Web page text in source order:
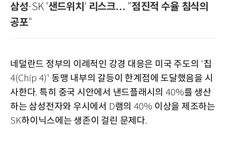
삼성·SK '샌드위치 ' 리스크… "점진적 수율 침식의
공포"
네덜란드 정부의 이례적인 강경 대응은 미국 주도의 '칩
4(Chip 4)' 동맹 내부의 갈등이 한계점에 도달했음을 시
사한다. 특히 중국 시안에서 낸드플래시의 40%를 생산
하는 삼성전자와 우시에서 D램의 40% 이상을 제조하는
SK하이닉스에는 생존이 걸린 문제다.